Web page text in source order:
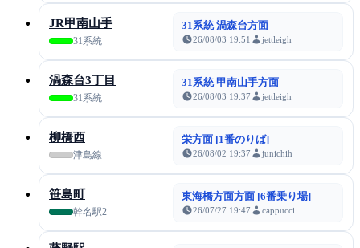
JR甲南山手
31系統
31系統 渦森台方面
26/08/03 19:51 jettleigh
渦森台3丁目
31系統
31系統 甲南山手方面
26/08/03 19:37 jettleigh
柳橋西
津島線
栄方面 [1番のりば]
26/08/02 19:37 junichih
笹島町
幹名駅2
東海橋方面方面 [6番乗り場]
26/07/27 19:47 cappucci